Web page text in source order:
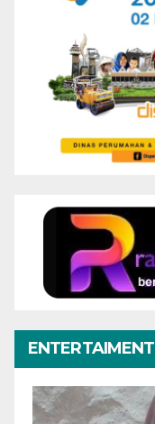
ENTERTAIMENT